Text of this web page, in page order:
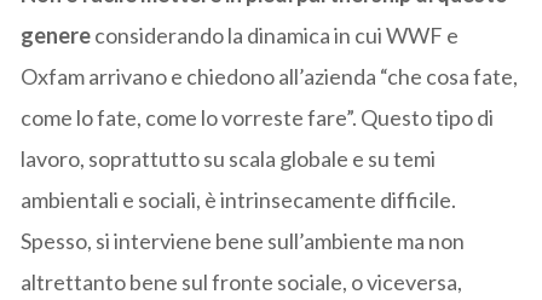
genereconsiderando la dinamica in cui WWF e
Oxfam arrivano e chiedono all’azienda “che cosa fate,
come lo fate, come lo vorreste fare”. Questo tipo di
lavoro, soprattutto su scala globale e su temi
ambientali e sociali, è intrinsecamente difficile.
Spesso, si interviene bene sull’ambiente ma non
altrettanto bene sul fronte sociale, o viceversa,